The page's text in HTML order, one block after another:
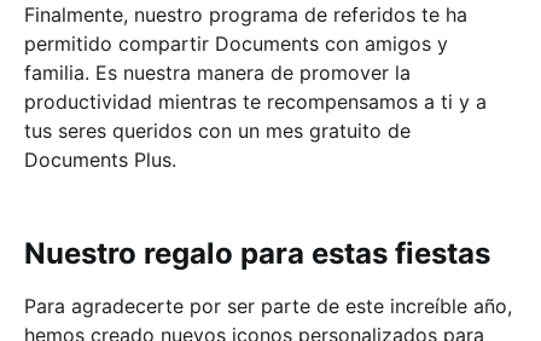
Finalmente, nuestro programa de referidos te ha
permitido compartir Documents con amigos y
familia. Es nuestra manera de promover la
productividad mientras te recompensamos a ti y a
tus seres queridos con un mes gratuito de
Documents Plus.
Nuestro regalo para estas fiestas
Para agradecerte por ser parte de este increíble año,
hemos creado nuevos iconos personalizados para